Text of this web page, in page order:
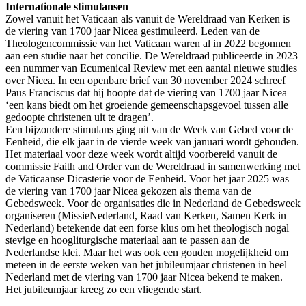
Internationale stimulansen
Zowel vanuit het Vaticaan als vanuit de Wereldraad van Kerken is
de viering van 1700 jaar Nicea gestimuleerd. Leden van de
Theologencommissie van het Vaticaan waren al in 2022 begonnen
aan een studie naar het concilie. De Wereldraad publiceerde in 2023
een nummer van Ecumenical Review met een aantal nieuwe studies
over Nicea. In een openbare brief van 30 november 2024 schreef
Paus Franciscus dat hij hoopte dat de viering van 1700 jaar Nicea
‘een kans biedt om het groeiende gemeenschapsgevoel tussen alle
gedoopte christenen uit te dragen’.
Een bijzondere stimulans ging uit van de Week van Gebed voor de
Eenheid, die elk jaar in de vierde week van januari wordt gehouden.
Het materiaal voor deze week wordt altijd voorbereid vanuit de
commissie Faith and Order van de Wereldraad in samenwerking met
de Vaticaanse Dicasterie voor de Eenheid. Voor het jaar 2025 was
de viering van 1700 jaar Nicea gekozen als thema van de
Gebedsweek. Voor de organisaties die in Nederland de Gebedsweek
organiseren (MissieNederland, Raad van Kerken, Samen Kerk in
Nederland) betekende dat een forse klus om het theologisch nogal
stevige en hoogliturgische materiaal aan te passen aan de
Nederlandse klei. Maar het was ook een gouden mogelijkheid om
meteen in de eerste weken van het jubileumjaar christenen in heel
Nederland met de viering van 1700 jaar Nicea bekend te maken.
Het jubileumjaar kreeg zo een vliegende start.